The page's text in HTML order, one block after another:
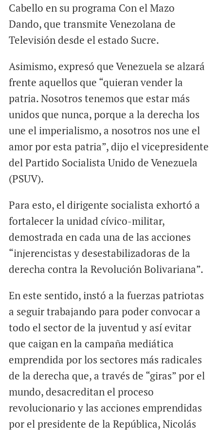
Cabello en su programa Con el Mazo
Dando, que transmite Venezolana de
Televisión desde el estado Sucre.
Asimismo, expresó que Venezuela se alzará
frente aquellos que “quieran vender la
patria. Nosotros tenemos que estar más
unidos que nunca, porque a la derecha los
une el imperialismo, a nosotros nos une el
amor por esta patria”, dijo el vicepresidente
del Partido Socialista Unido de Venezuela
(PSUV).
Para esto, el dirigente socialista exhortó a
fortalecer la unidad cívico-militar,
demostrada en cada una de las acciones
“injerencistas y desestabilizadoras de la
derecha contra la Revolución Bolivariana”.
En este sentido, instó a la fuerzas patriotas
a seguir trabajando para poder convocar a
todo el sector de la juventud y así evitar
que caigan en la campaña mediática
emprendida por los sectores más radicales
de la derecha que, a través de “giras” por el
mundo, desacreditan el proceso
revolucionario y las acciones emprendidas
por el presidente de la República, Nicolás